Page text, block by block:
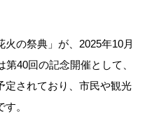
の祭典」が、2025年10月
40回の記念開催として、
定されており、市民や観光
。